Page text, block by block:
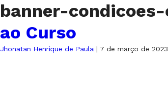
banner-
ao Curso
Jhonatan Henrique de Paula | 7 de março de 2023